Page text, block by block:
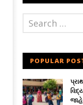
POPULAR